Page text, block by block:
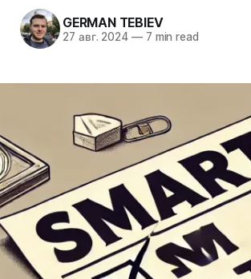
GERMAN TEBIEV
27 авг. 2024 —7 min read